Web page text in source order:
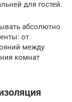
для гостей.
абсолютно
от
между
комнат